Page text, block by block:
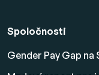
Spoločnosti
Gender Pay Gap na